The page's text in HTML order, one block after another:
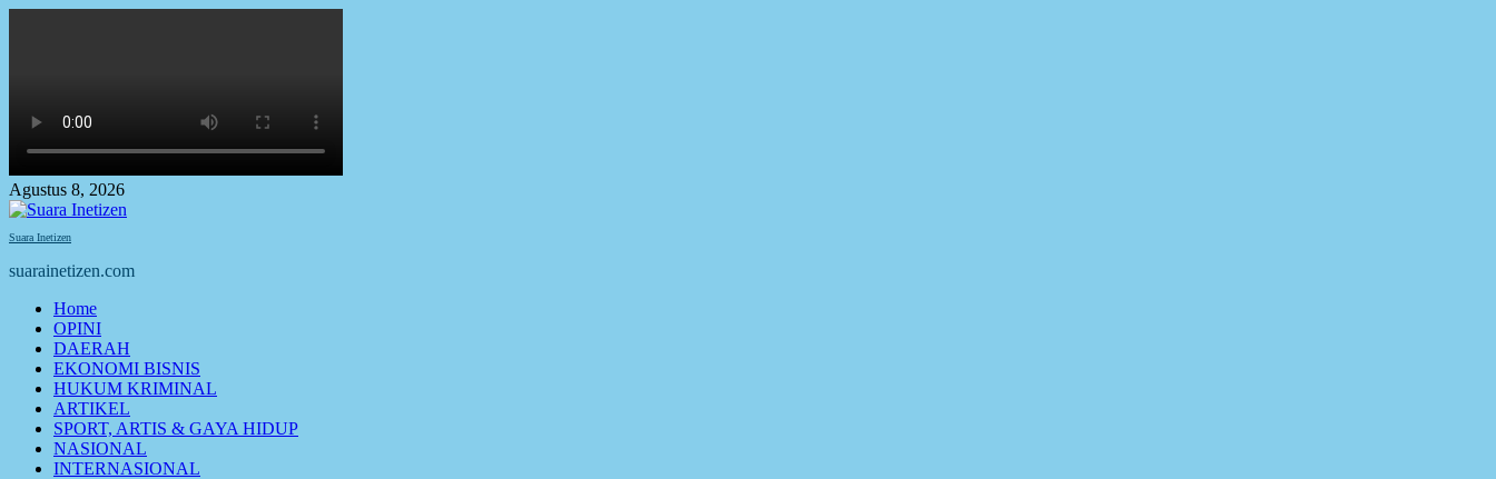
Agustus 8, 2026
Suara Inetizen
suarainetizen.com
Primary
Menu
Home
OPINI
DAERAH
EKONOMI BISNIS
HUKUM KRIMINAL
ARTIKEL
SPORT, ARTIS & GAYA HIDUP
NASIONAL
INTERNASIONAL